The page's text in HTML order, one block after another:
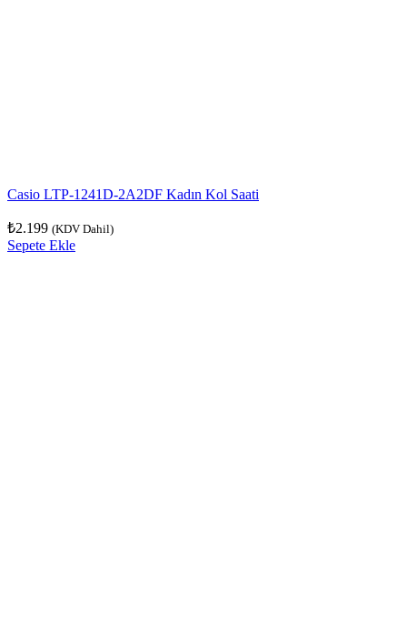
Casio LTP-1241D-2A2DF Kadın Kol Saati
₺2.199 (KDV Dahil)
Sepete Ekle